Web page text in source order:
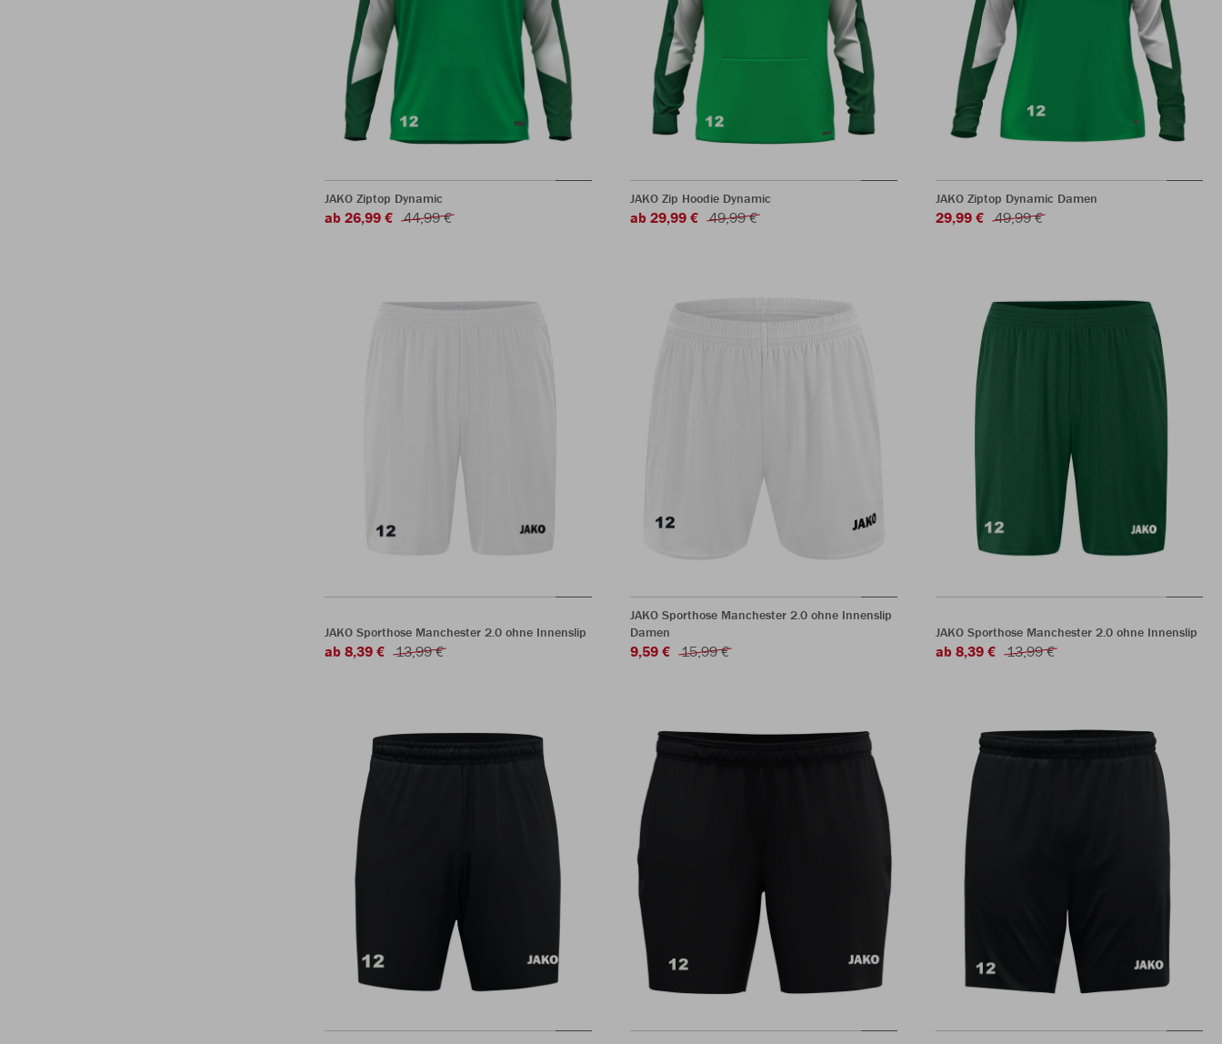
JAKO Ziptop Dynamic
ab 26,99 € 44,99 €
JAKO Zip Hoodie Dynamic
ab 29,99 € 49,99 €
JAKO Ziptop Dynamic Damen
29,99 € 49,99 €
JAKO Sporthose Manchester 2.0 ohne Innenslip
ab 8,39 € 13,99 €
JAKO Sporthose Manchester 2.0 ohne Innenslip
Damen
9,59 € 15,99 €
JAKO Sporthose Manchester 2.0 ohne Innenslip
ab 8,39 € 13,99 €